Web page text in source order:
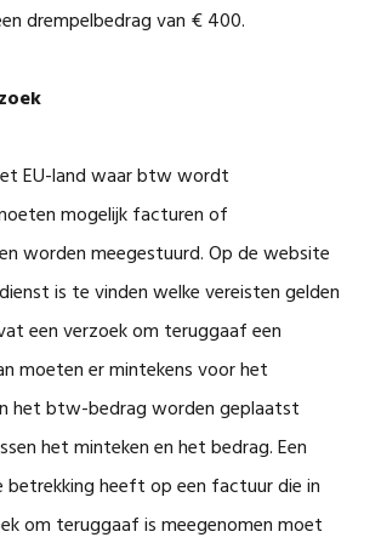
drempelbedrag van € 400.
EU-land waar btw wordt
mogelijk facturen of
worden meegestuurd. Op de website
is te vinden welke vereisten gelden
een verzoek om teruggaaf een
moeten er mintekens voor het
het btw-bedrag worden geplaatst
het minteken en het bedrag. Een
heeft op een factuur die in
om teruggaaf is meegenomen moet